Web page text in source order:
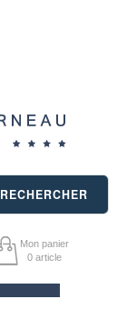
RECHERCHER
Mon panier
0 article